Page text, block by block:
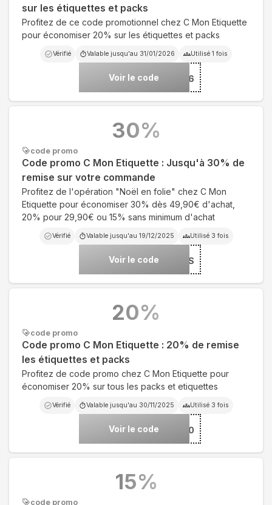
sur les étiquettes et packs
Profitez de ce code promotionnel chez C Mon Etiquette
pour économiser 20% sur les étiquettes et packs
Vérifié Valable jusqu'au 31/01/2026 Utilisé 1 fois
Voir le code***LO2026
code promo
Code promo C Mon Etiquette : Jusqu'à 30% de
remise sur votre commande
Profitez de l'opération "Noël en folie" chez C Mon
Etiquette pour économiser 30% dès 49,90€ d'achat,
20% pour 29,90€ ou 15% sans minimum d'achat
Vérifié Valable jusqu'au 19/12/2025 Utilisé 3 fois
Voir le code ***S
30%
code promo
Code promo C Mon Etiquette : 20% de remise
les étiquettes et packs
Profitez de code promo chez C Mon Etiquette pour
économiser 20% sur tous les packs et etiquettes
Vérifié Valable jusqu'au 30/11/2025 Utilisé 3 fois
Voir le code ***20
20%
code promo
15%